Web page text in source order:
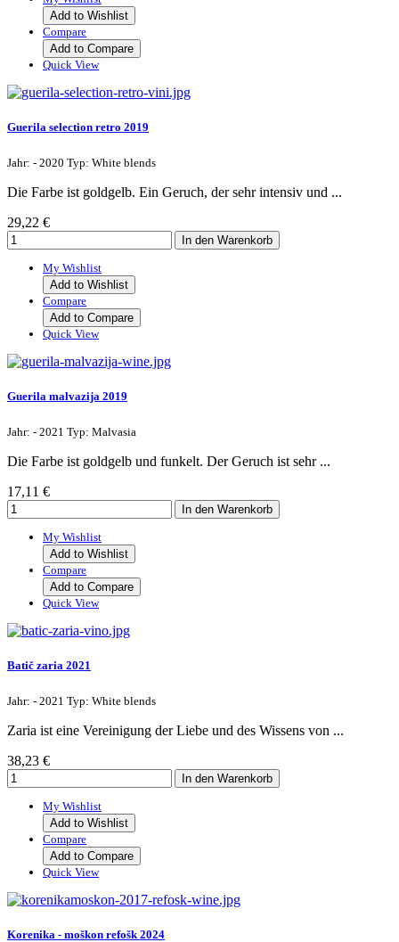
Add to Wishlist
Compare
Add to Compare
Quick View
Guerila selection retro 2019
Jahr: - 2020 Typ: White blends
Die Farbe ist goldgelb. Ein Geruch, der sehr intensiv und ...
29,22 €
My Wishlist
Add to Wishlist
Compare
Add to Compare
Quick View
Guerila malvazija 2019
Jahr: - 2021 Typ: Malvasia
Die Farbe ist goldgelb und funkelt. Der Geruch ist sehr ...
17,11 €
My Wishlist
Add to Wishlist
Compare
Add to Compare
Quick View
Batič zaria 2021
Jahr: - 2021 Typ: White blends
Zaria ist eine Vereinigung der Liebe und des Wissens von ...
38,23 €
My Wishlist
Add to Wishlist
Compare
Add to Compare
Quick View
Korenika - moškon refošk 2024